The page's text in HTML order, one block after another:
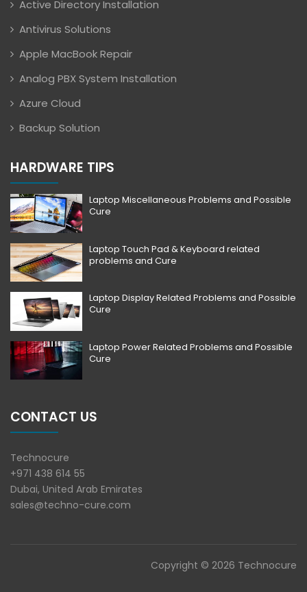
Active Directory Installation
Antivirus Solutions
Apple MacBook Repair
Analog PBX System Installation
Azure Cloud
Backup Solution
HARDWARE TIPS
Laptop Miscellaneous Problems and Possible
Cure
Laptop Touch Pad & Keyboard related
problems and Cure
Laptop Display Related Problems and Possible
Cure
Laptop Power Related Problems and Possible
Cure
CONTACT US
Technocure
+971 438 614 55
Dubai, United Arab Emirates
sales@techno-cure.com
Copyright © 2026 Technocure